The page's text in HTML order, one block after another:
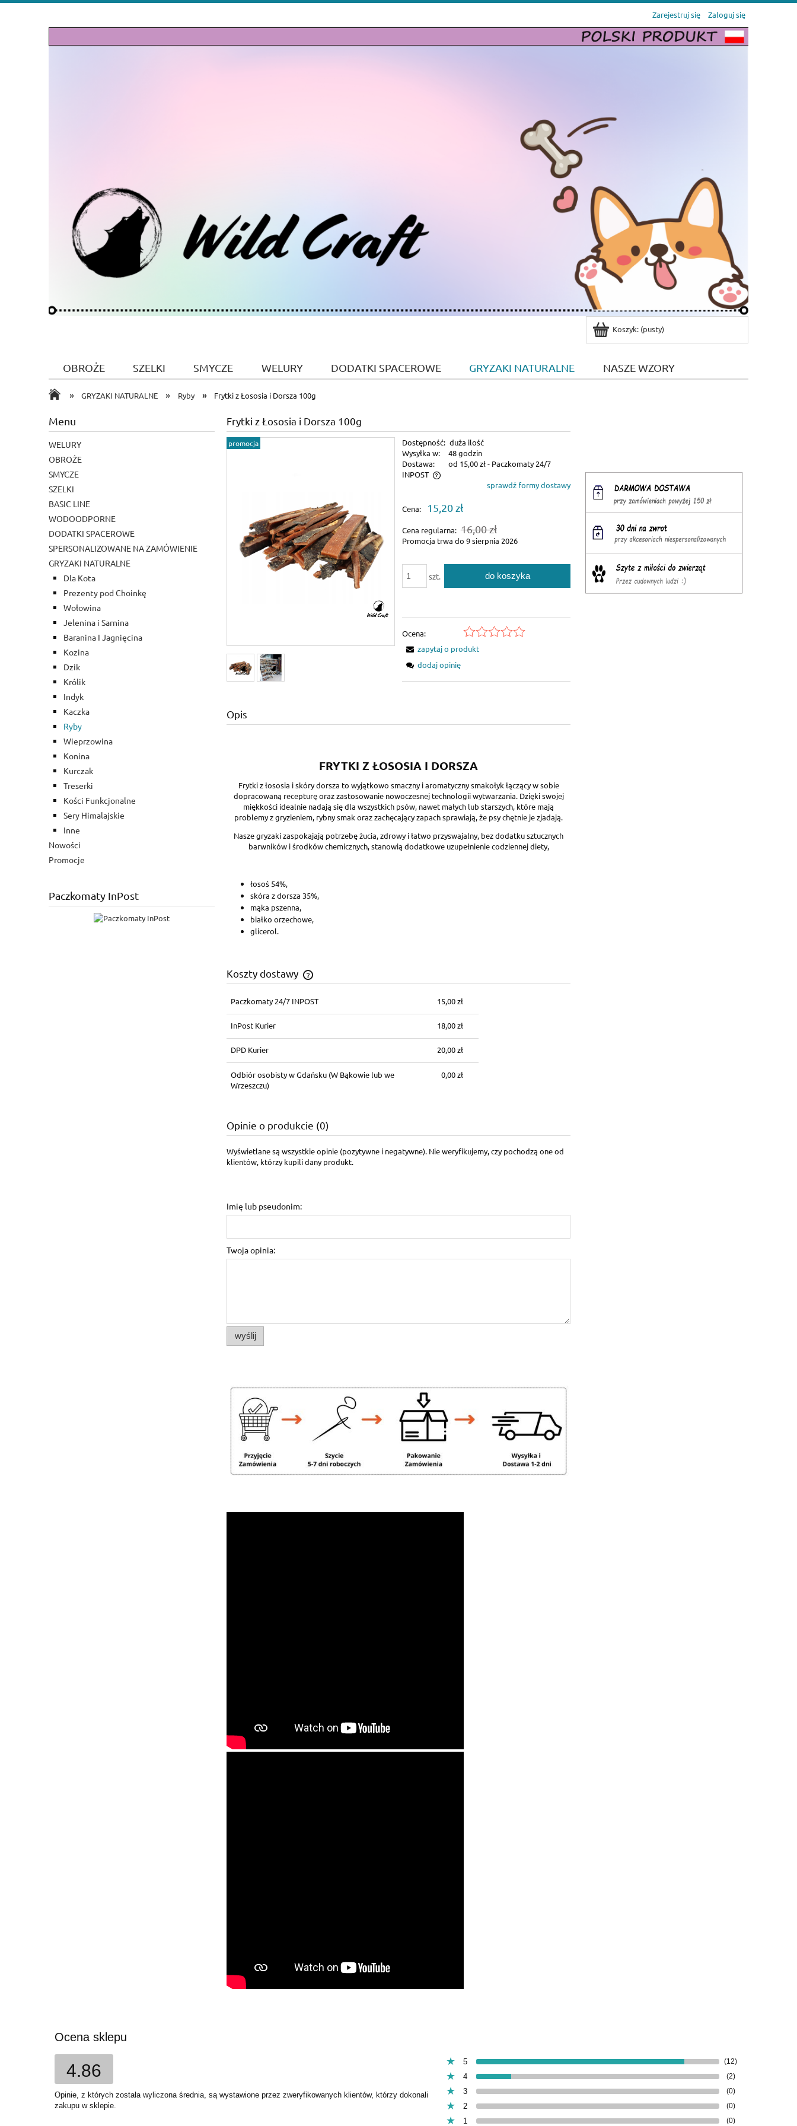
Zarejestruj się Zaloguj się
Koszyk: (pusty)
OBROŻE SZELKI SMYCZE WELURY DODATKI SPACEROWE GRYZAKI NATURALNE NASZE WZORY
» GRYZAKI NATURALNE » Ryby » Frytki z Łososia i Dorsza 100g
Menu
WELURY
OBROŻE
SMYCZE
SZELKI
BASIC LINE
WODOODPORNE
DODATKI SPACEROWE
SPERSONALIZOWANE NA ZAMÓWIENIE
GRYZAKI NATURALNE
Dla Kota
Prezenty pod Choinkę
Wołowina
Jelenina i Sarnina
Baranina I Jagnięcina
Kozina
Dzik
Królik
Indyk
Kaczka
Ryby
Wieprzowina
Konina
Kurczak
Treserki
Kości Funkcjonalne
Sery Himalajskie
Inne
Nowości
Promocje
Paczkomaty InPost
Frytki z Łososia i Dorsza 100g
promocja Dostępność: duża ilość
Wysyłka w:
48 godzin
Dostawa:
od 15,00 zł- Paczkomaty 24/7
INPOST
Cena nie zawiera ewentualnych kosztów
płatności
sprawdź formy dostawy
Cena: 15,20 zł
Cena regularna: 16,00 zł
Promocja trwa do 9 sierpnia 2026
szt. do koszyka
Ocena:
zapytaj o produkt
dodaj opinię
Opis
FRYTKI Z ŁOSOSIA I DORSZA
Frytki z łososia i skóry dorsza to wyjątkowo smaczny i aromatyczny smakołyk łączący w sobie
dopracowaną recepturę oraz zastosowanie nowoczesnej technologii wytwarzania. Dzięki swojej
miękkości idealnie nadają się dla wszystkich psów, nawet małych lub starszych, które mają
problemy z gryzieniem, rybny smak oraz zachęcający zapach sprawiają, że psy chętnie je zjadają.
Nasze gryzaki zaspokajają potrzebę żucia, zdrowy i łatwo przyswajalny, bez dodatku sztucznych
barwników i środków chemicznych, stanowią dodatkowe uzupełnienie codziennej diety,
łosoś 54%,
skóra z dorsza 35%,
mąka pszenna,
białko orzechowe,
glicerol.
Koszty dostawy
Cena nie zawiera ewentualnych kosztów
płatności
Paczkomaty 24/7 INPOST 15,00 zł
InPost Kurier 18,00 zł
DPD Kurier 20,00 zł
Odbiór osobisty w Gdańsku(W Bąkowie lub we
Wrzeszczu)
0,00 zł
Opinie o produkcie (0)
Wyświetlane są wszystkie opinie (pozytywne i negatywne). Nie weryfikujemy, czy pochodzą one od
klientów, którzy kupili dany produkt.
Imię lub pseudonim:
Twoja opinia:
wyślij
Ocena sklepu
4.86
Opinie, z których została wyliczona średnia, są wystawione przez zweryfikowanych klientów, którzy dokonali
zakupu w sklepie.
5 (12)
4 (2)
3 (0)
2 (0)
1 (0)